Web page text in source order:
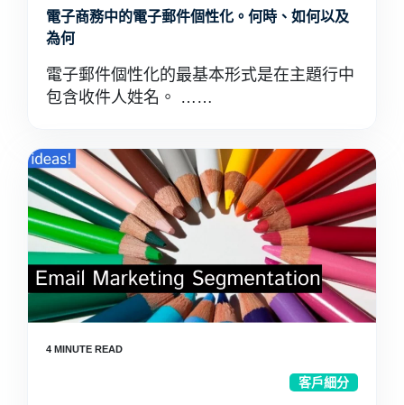
電子商務中的電子郵件個性化。何時、如何以及
為何
電子郵件個性化的最基本形式是在主題行中
包含收件人姓名。 ……
客戶細分